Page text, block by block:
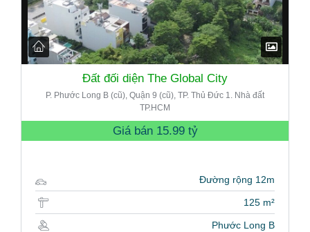
Đất đối diện The Global City
P. Phước Long B (cũ), Quận 9 (cũ), TP. Thủ Đức 1. Nhà đất
TP.HCM
Giá bán 15.99 tỷ
Đường rộng 12m
125 m²
Phước Long B